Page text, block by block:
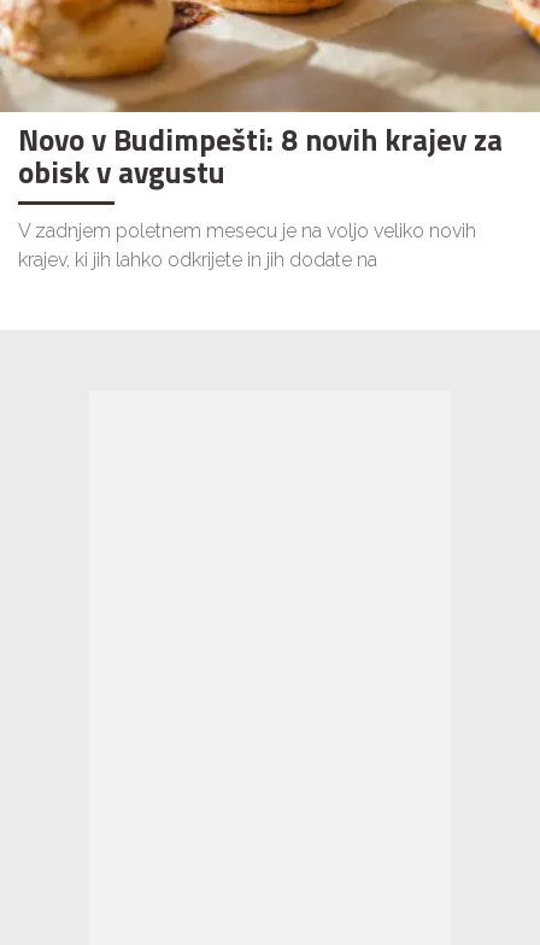
Novo v Budimpešti: 8 novih krajev za
obisk v avgustu
V zadnjem poletnem mesecu je na voljo veliko novih
krajev, ki jih lahko odkrijete in jih dodate na